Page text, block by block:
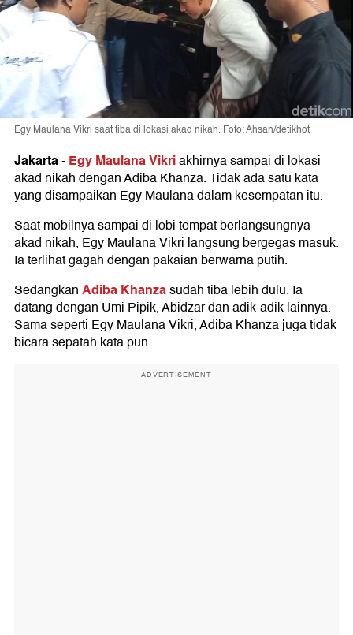
Egy Maulana Vikri saat tiba di lokasi akad nikah. Foto: Ahsan/detikhot
Jakarta-Egy Maulana Vikriakhirnya sampai di lokasi
akad nikah dengan Adiba Khanza. Tidak ada satu kata
yang disampaikan Egy Maulana dalam kesempatan itu.
Saat mobilnya sampai di lobi tempat berlangsungnya
akad nikah, Egy Maulana Vikri langsung bergegas masuk.
Ia terlihat gagah dengan pakaian berwarna putih.
SedangkanAdiba Khanzasudah tiba lebih dulu. Ia
datang dengan Umi Pipik, Abidzar dan adik-adik lainnya.
Sama seperti Egy Maulana Vikri, Adiba Khanza juga tidak
bicara sepatah kata pun.
ADVERTISEMENT